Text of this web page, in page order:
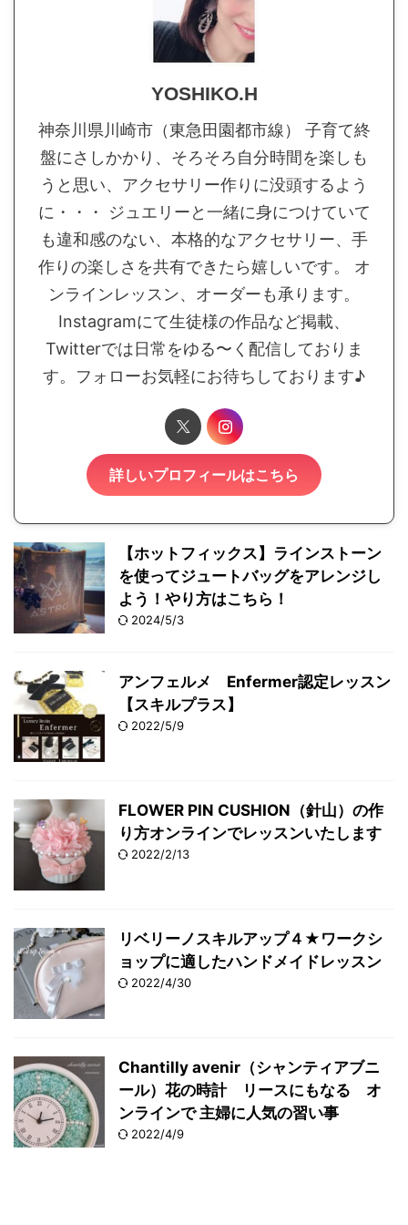
YOSHIKO.H
神奈川県川崎市（東急田園都市線） 子育て終
盤にさしかかり、そろそろ自分時間を楽しも
うと思い、アクセサリー作りに没頭するよう
に・・・ ジュエリーと一緒に身につけていて
も違和感のない、本格的なアクセサリー、手
作りの楽しさを共有できたら嬉しいです。 オ
ンラインレッスン、オーダーも承ります。
Instagramにて生徒様の作品など掲載、
Twitterでは日常をゆる〜く配信しておりま
す。フォローお気軽にお待ちしております♪
詳しいプロフィールはこちら
【ホットフィックス】ラインストーン
を使ってジュートバッグをアレンジし
よう！やり方はこちら！
2024/5/3
アンフェルメ Enfermer認定レッスン
【スキルプラス】
2022/5/9
FLOWER PIN CUSHION（針山）の作
り方オンラインでレッスンいたします
2022/2/13
リベリーノスキルアップ４★ワークシ
ョップに適したハンドメイドレッスン
2022/4/30
Chantilly avenir（シャンティアブニ
ール）花の時計 リースにもなる オ
ンラインで 主婦に人気の習い事
2022/4/9